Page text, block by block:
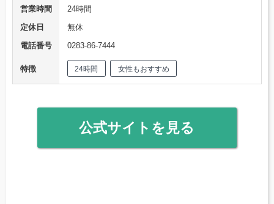
営業時間
24時間
定休日
無休
電話番号
0283-86-7444
特徴 24時間 女性もおすすめ
公式サイトを見る